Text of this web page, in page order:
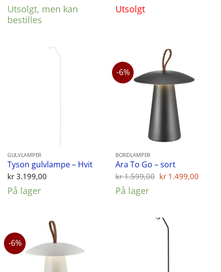
var:
Utsolgt, men kan
bestilles
Utsolgt
GULVLAMPER
Tyson gulvlampe – Hvit
kr3.199,00
På lager
-6%
BORDLAMPER
Ara To Go – sort
kr1.599,00 Opprinnelig
kr 1.499,00
På lager
-6%